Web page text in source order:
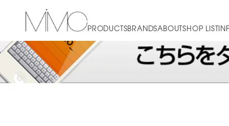
PRODUCTSBRANDSABOUTSHOP LIST